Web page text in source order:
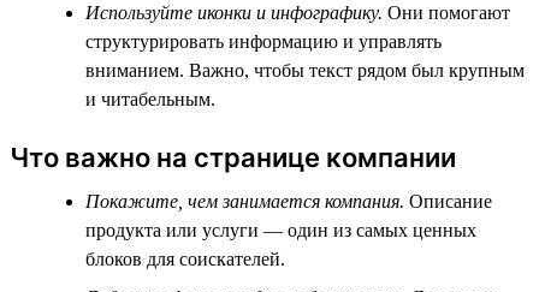
Используйте иконки и инфографику. Они помогают
структурировать информацию и управлять
вниманием. Важно, чтобы текст рядом был крупным
и читабельным.
Что важно на странице компании
Покажите, чем занимается компания. Описание
продукта или услуги — один из самых ценных
блоков для соискателей.